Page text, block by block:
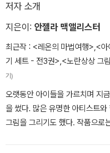
어느 날 레온은 형제들과 마술을
에서 파란 불이 은은하게 켜지며
공중제비, 손잡이 없는 손풍금
이는 동물들의 다양한 공연이 펼
그리고 펑 소리와 함께 화려하게
은 모든 사람들에게 이렇게 이야
저자 소개
지은이: 안젤라 맥앨리스터
최근작 : <레온의 마법여행>,<아
기 세트 - 전3권>,<노란상상 그
기)
오랫동안 아이들을 가르치며 지
을 썼다. 많은 유명한 아티스트
그림을 그리기도 했다. 작품으로